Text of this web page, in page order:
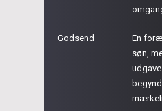
Godsend
En
søn,